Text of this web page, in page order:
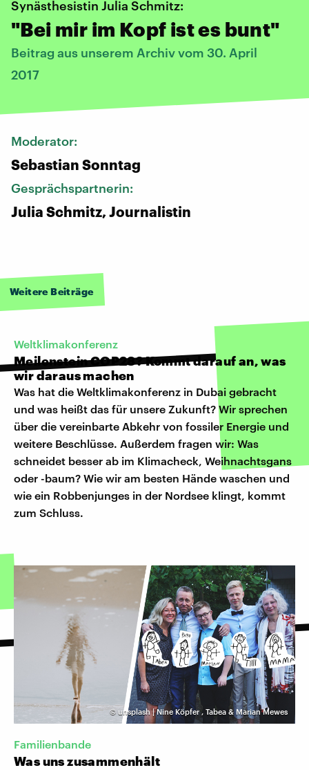
Synästhesistin Julia Schmitz:
"Bei mir im Kopf ist es bunt"
Beitrag aus unserem Archiv vom 30. April
2017
Moderator:
Sebastian Sonntag
Gesprächspartnerin:
Julia Schmitz, Journalistin
Weitere Beiträge
Weltklimakonferenz
Meilenstein COP28? Kommt darauf an, was
wir daraus machen
Was hat die Weltklimakonferenz in Dubai gebracht
und was heißt das für unsere Zukunft? Wir sprechen
über die vereinbarte Abkehr von fossiler Energie und
weitere Beschlüsse. Außerdem fragen wir: Was
schneidet besser ab im Klimacheck, Weihnachtsgans
oder -baum? Wie wir am besten Hände waschen und
wie ein Robbenjunges in der Nordsee klingt, kommt
zum Schluss.
© unsplash | Nine Köpfer, Tabea & Marian Mewes
Familienbande
Was uns zusammenhält